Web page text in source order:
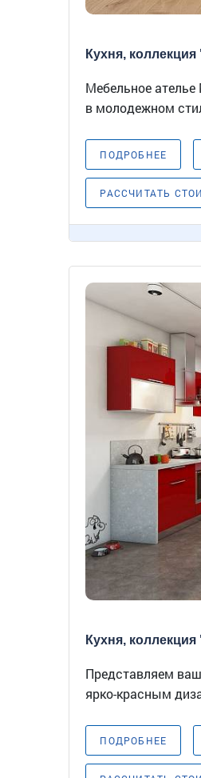
Кухня,
Мебельное
в молодежном
ПОДРОБНЕЕ
РАССЧИТАТЬ
Кухня, коллекция
Представляем
ярко-красным
ПОДРОБНЕЕ